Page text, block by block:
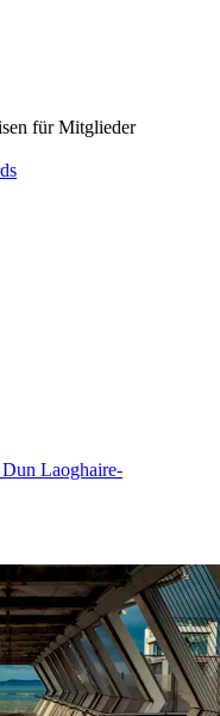
für Mitglieder
Laoghaire-